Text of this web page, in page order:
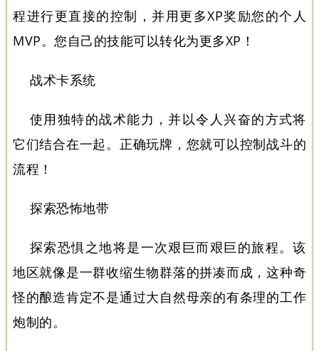
程进行更直接的控制，并用更多XP奖励您的个人
MVP。您自己的技能可以转化为更多XP！
战术卡系统
使用独特的战术能力，并以令人兴奋的方式将
它们结合在一起。正确玩牌，您就可以控制战斗的
流程！
探索恐怖地带
探索恐惧之地将是一次艰巨而艰巨的旅程。该
地区就像是一群收缩生物群落的拼凑而成，这种奇
怪的酿造肯定不是通过大自然母亲的有条理的工作
炮制的。